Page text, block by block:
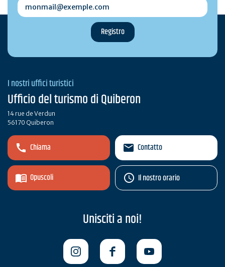
monmail@exemple.com
I nostri uffici turistici
Ufficio del turismo di Quiberon
14 rue de Verdun
56170 Quiberon
Chiama
Opuscoli
Contatto
Il nostro orario
Unisciti a noi!